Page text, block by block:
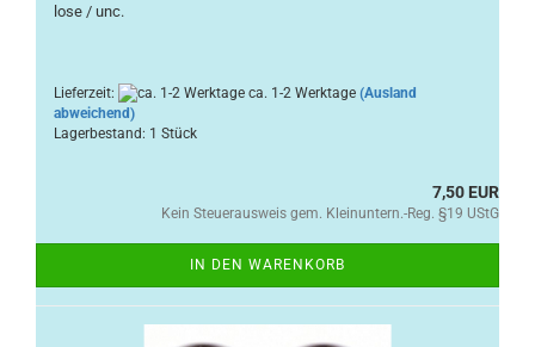
lose / unc.
Lieferzeit: ca. 1-2 Werktage (Ausland
abweichend)
Lagerbestand: 1 Stück
7,50 EUR
Kein Steuerausweis gem. Kleinuntern.-Reg. §19 UStG
IN DEN WARENKORB